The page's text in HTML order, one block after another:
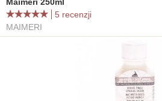
5 recenzji
MAIMERI